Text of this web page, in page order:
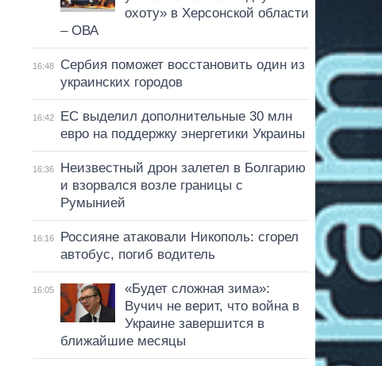
охоту» в Херсонской области
– ОВА
16:48
Сербия поможет восстановить один из
украинских городов
16:42
ЕС выделил дополнительные 30 млн
евро на поддержку энергетики Украины
16:36
Неизвестный дрон залетел в Болгарию
и взорвался возле границы с
Румынией
16:16
Россияне атаковали Никополь: сгорел
автобус, погиб водитель
16:05
«Будет сложная зима»:
Вучич не верит, что война в
Украине завершится в
ближайшие месяцы